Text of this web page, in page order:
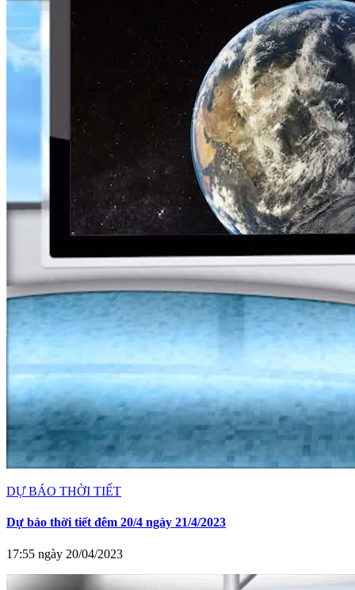
DỰ BÁO THỜI TIẾT
Dự báo thời tiết đêm 20/4 ngày 21/4/2023
17:55 ngày 20/04/2023